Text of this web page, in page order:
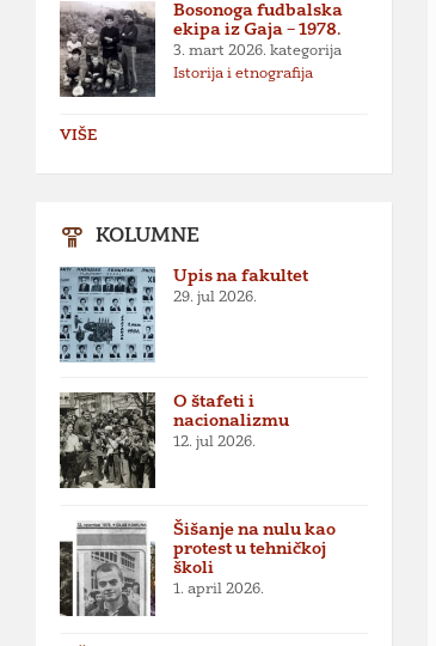
Bosonoga fudbalska
ekipa iz Gaja – 1978.
3. mart 2026. kategorija
Istorija i etnografija
VIŠE
KOLUMNE
Upis na fakultet
29. jul 2026.
O štafeti i
nacionalizmu
12. jul 2026.
Šišanje na nulu kao
protest u tehničkoj
školi
1. april 2026.